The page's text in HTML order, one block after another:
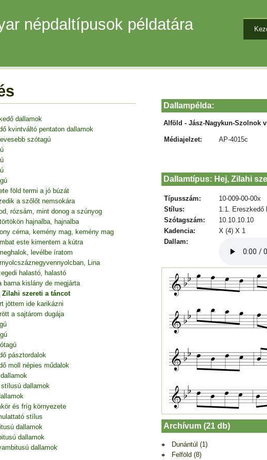
népdaltípusok példatára
dallamok
kvintváltó pentaton dallamok
szótagú
föld termi a jó búzát
a szőlőt nemsokára
rózsám, mint donog a szúnyog
hajnalba, hajnalba
cérna, kemény mag, kemény mag
este kimentem a kútra
levélbe íratom
Lina
halastó, halastó
barna kislány de megjárta
Zilahi szereti a táncot
jöttem ide karikázni
a sajtárom dugája
pásztordalok
moll népies műdalok
dallamok
és fríg környezete
stílus
dallamok
dallamok
dallamok
Dallampélda:
Alföld - Jász-Nagykun-Szolnok
Médiajelzet: AP-4015c
Dallamtípus: Hej, Zilahi
Típusszám:
10-009-00-00x
Stílus:
1.1. Ereszkedő
Szótagszám:
10.10.10.10
Kadencia:
X (4) X 1
Dallam:
Archívum (21 db)
Dunántúl (1)
Felföld (8)